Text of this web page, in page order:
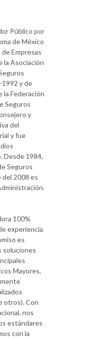
Público por
de México
Empresas
la Asociación
1992 y de
la Federación
Seguros
y
del
y fue
Desde 1984,
Seguros
del 2008 es
100%
experiencia
es
soluciones
Mayores,
otros). Con
nos
estándares
con la